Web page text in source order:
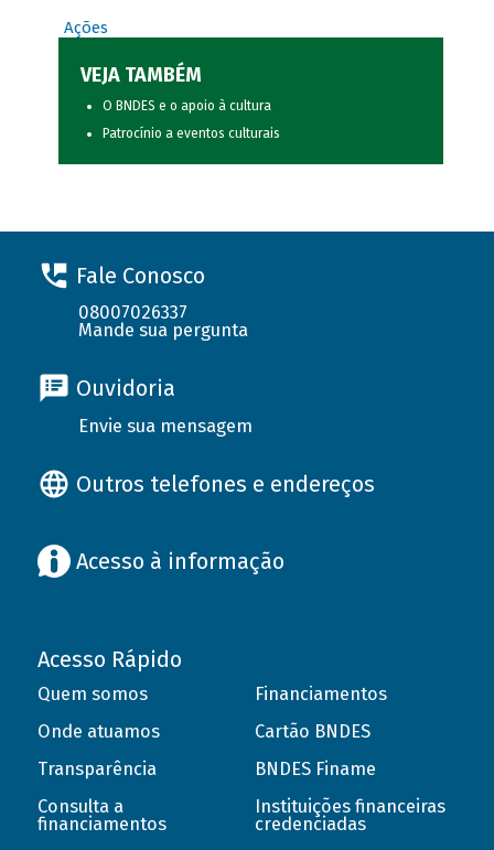
Ações
VEJA TAMBÉM
O BNDES e o apoio à cultura
Patrocínio a eventos culturais
Fale Conosco
08007026337
Mande sua pergunta
Ouvidoria
Envie sua mensagem
Outros telefones e endereços
Acesso à informação
Acesso Rápido
Quem somos
Onde atuamos
Transparência
Consulta a
financiamentos
Financiamentos
Cartão BNDES
BNDES Finame
Instituições financeiras
credenciadas